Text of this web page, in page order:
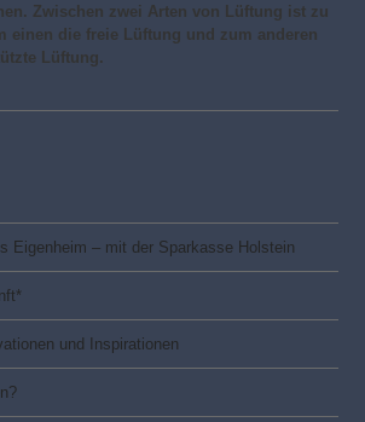
Zwischen zwei Arten von Lüftung ist zu
einen die freie Lüftung und zum anderen
Lüftung.
Eigenheim – mit der Sparkasse Holstein
und Inspirationen